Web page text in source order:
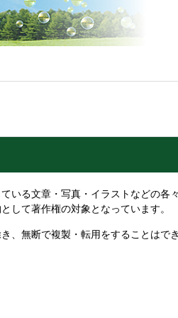
いる文章・写真・イラストなどの各
して著作権の対象となっています。
無断で複製・転用をすることはでき